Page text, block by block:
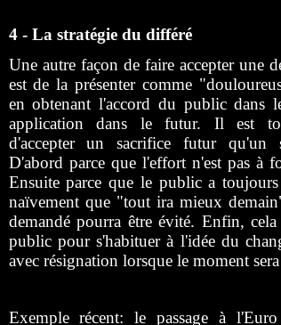
4 - La stratégie du différé
Une autre façon de faire accepter une
est de la présenter comme
en obtenant l'accord du public dans
application dans le futur. Il est
d'accepter un sacrifice futur qu'un
D'abord parce que l'effort n'est pas à
Ensuite parce que le public a toujours
naïvement que "tout ira mieux
demandé pourra être évité. Enfin,
public pour s'habituer à l'idée du
avec résignation lorsque le moment
Exemple récent: le passage à